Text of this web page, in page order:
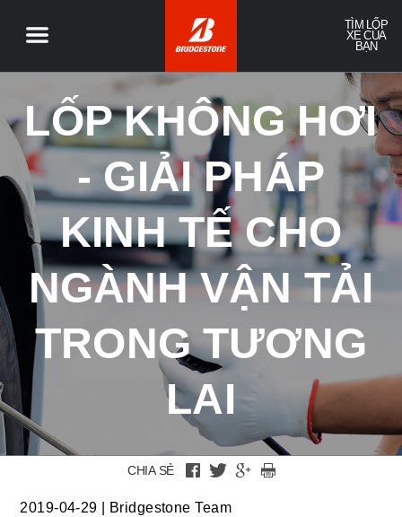
TÌM LỐP
XE CỦA
BẠN
LỐP KHÔNG HƠI
- GIẢI PHÁP
KINH TẾ CHO
NGÀNH VẬN TẢI
TRONG TƯƠNG
LAI
CHIA SẺ
2019-04-29 Bridgestone Team